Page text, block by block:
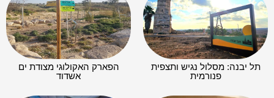
תל יבנה: מסלול נגיש ותצפית
פנורמית
הפארק האקולוגי מצודת ים
אשדוד